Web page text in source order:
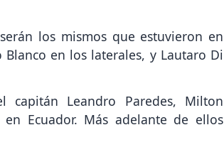
los mismos que estuvieron en
en los laterales, y Lautaro Di
Leandro Paredes, Milton
Ecuador. Más adelante de ellos